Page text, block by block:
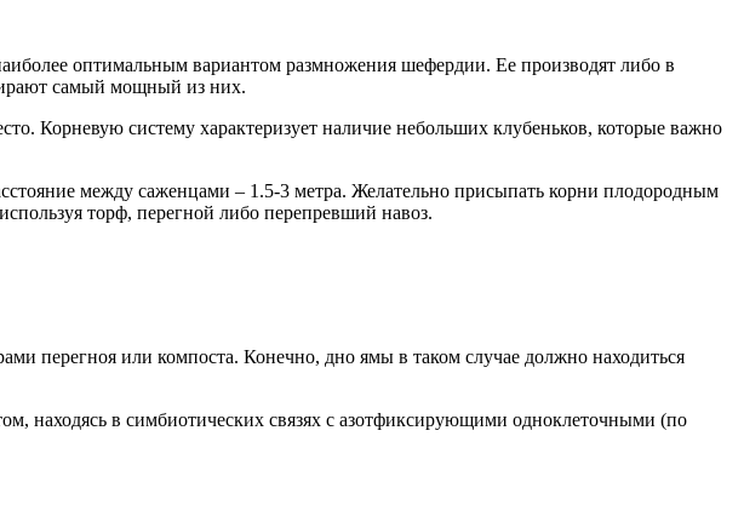
оптимальным вариантом размножения шефердии. Ее производят либо в
самый мощный из них.
Корневую систему характеризует наличие небольших клубеньков, которые важно
между саженцами – 1.5-3 метра. Желательно присыпать корни плодородным
торф, перегной либо перепревший навоз.
перегноя или компоста. Конечно, дно ямы в таком случае должно находиться
находясь в симбиотических связях с азотфиксирующими одноклеточными (по